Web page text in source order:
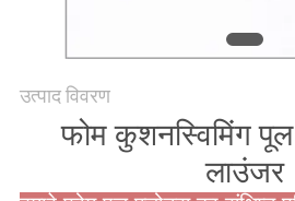
उत्पाद विवरण
फोम कुशनस्विमिंग
लाउंजर